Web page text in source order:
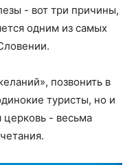
- вот три причины,
одним из самых
позвонить в
туристы, но и
- весьма